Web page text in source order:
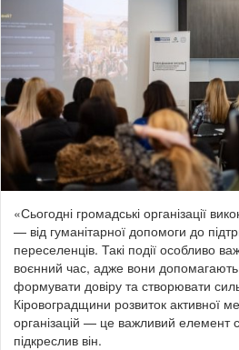
«Сьогодні громадські організації
— від гуманітарної допомоги до
переселенців. Такі події особливо
воєнний час, адже вони допомагають
формувати довіру та створювати
Кіровоградщини розвиток активної
організацій — це важливий елемент
підкреслив він.